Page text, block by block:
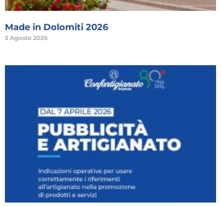
Made in Dolomiti 2026
5 Agosto 2026